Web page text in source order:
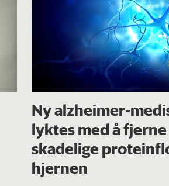
Ny alzheimer-
lyktes med å fjerne
skadelige
hjernen